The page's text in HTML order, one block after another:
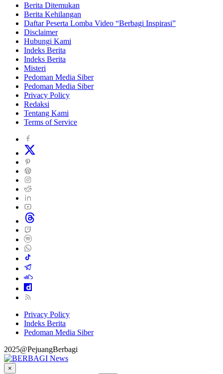
Berita Ditemukan
Berita Kehilangan
Daftar Peserta Lomba Video “Berbagi Inspirasi”
Disclaimer
Hubungi Kami
Indeks Berita
Indeks Berita
Misteri
Pedoman Media Siber
Pedoman Media Siber
Privacy Policy
Redaksi
Tentang Kami
Terms of Service
Privacy Policy
Indeks Berita
Pedoman Media Siber
2025@PejuangBerbagi
×